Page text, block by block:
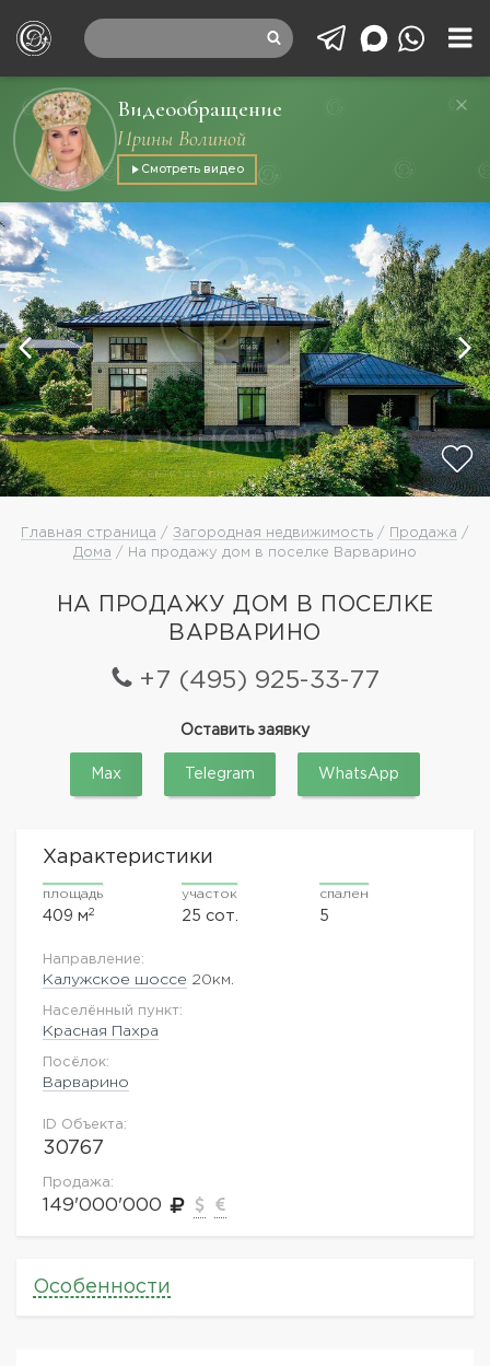
Видеообращение
Ирины Волиной
Смотреть видео
Главная страница / Загородная недвижимость / Продажа /
Дома / На продажу дом в поселке Варварино
НА ПРОДАЖУ ДОМ В ПОСЕЛКЕ
ВАРВАРИНО
+7 (495) 925-33-77
Оставить заявку
Max Telegram WhatsApp
Характеристики
площадь
409 м2
участок
25 сот.
спален
5
Направление:
Калужское шоссе 20км.
Населённый пункт:
Красная Пахра
Посёлок:
Варварино
ID Объекта:
30767
Продажа:
149'000'000
Особенности